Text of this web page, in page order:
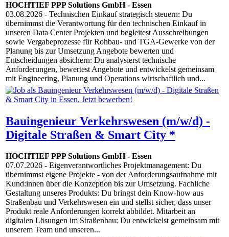
HOCHTIEF PPP Solutions GmbH- Essen
03.08.2026 - Technischen Einkauf strategisch steuern: Du
übernimmst die Verantwortung für den technischen Einkauf in
unseren Data Center Projekten und begleitest Ausschreibungen
sowie Vergabeprozesse für Rohbau- und TGA-Gewerke von der
Planung bis zur Umsetzung Angebote bewerten und
Entscheidungen absichern: Du analysierst technische
Anforderungen, bewertest Angebote und entwickelst gemeinsam
mit Engineering, Planung und Operations wirtschaftlich und...
Bauingenieur Verkehrswesen (m/w/d) -
Digitale Straßen & Smart City *
HOCHTIEF PPP Solutions GmbH- Essen
07.07.2026 - Eigenverantwortliches Projektmanagement: Du
übernimmst eigene Projekte - von der Anforderungsaufnahme mit
Kund:innen über die Konzeption bis zur Umsetzung. Fachliche
Gestaltung unseres Produkts: Du bringst dein Know-how aus
Straßenbau und Verkehrswesen ein und stellst sicher, dass unser
Produkt reale Anforderungen korrekt abbildet. Mitarbeit an
digitalen Lösungen im Straßenbau: Du entwickelst gemeinsam mit
unserem Team und unseren...